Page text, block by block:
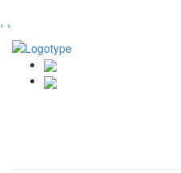
‹ ›